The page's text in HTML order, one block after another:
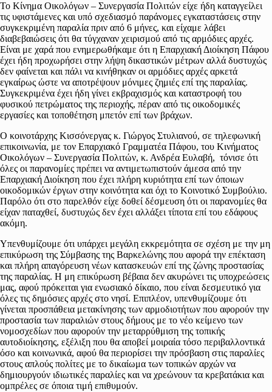
Το Κίνημα Οικολόγων – Συνεργασία Πολιτών είχε ήδη καταγγείλει
τις υφιστάμενες και υπό σχεδιασμό παράνομες εγκαταστάσεις στην
συγκεκριμένη παραλία πριν από 6 μήνες, και είχαμε λάβει
διαβεβαιώσεις ότι θα τύγχαναν χειρισμού από τις αρμόδιες αρχές.
Είναι με χαρά που ενημερωθήκαμε ότι η Επαρχιακή Διοίκηση Πάφου
έχει ήδη προχωρήσει στην λήψη δικαστικών μέτρων αλλά δυστυχώς
δεν φαίνεται και πάλι να κινήθηκαν οι αρμόδιες αρχές αρκετά
εγκαίρως ώστε να αποτρέψουν μόνιμες ζημιές επί της παραλίας.
Συγκεκριμένα έχει ήδη γίνει εκβραχισμός και καταστροφή του
φυσικού πετρώματος της περιοχής, πέραν από τις οικοδομικές
εργασίες και τοποθέτηση μπετόν επί των βράχων.
Ο κοινοτάρχης Κισσόνεργας κ. Γιώργος Στυλιανού, σε τηλεφωνική
επικοινωνία, με τον Επαρχιακό Γραμματέα Πάφου, του Κινήματος
Οικολόγων – Συνεργασία Πολιτών, κ. Ανδρέα Ευλαβή, τόνισε ότι
όλες οι παρανομίες πρέπει να αντιμετωπιστούν άμεσα από την
Επαρχιακή Διοίκηση που έχει πλήρη κυριότητα επί των όποιων
οικοδομικών έργων στην κοινότητα και όχι το Κοινοτικό Συμβούλιο.
Παρόλο ότι στο παρελθόν είχε δοθεί δέσμευση ότι οι παρανομίες θα
είχαν παταχθεί, δυστυχώς δεν έχει αλλάξει τίποτα επί του εδάφους
ακόμη.
Υπενθυμίζουμε ότι υπάρχει μεγάλη εκκρεμότητα σε σχέση με την μη
επικύρωση της Σύμβασης της Βαρκελώνης που αφορά την επέκταση
και πλήρη απαγόρευση νέων κατασκευών επί της ζώνης προστασίας
της παραλίας. Η μη επικύρωση βέβαια δεν ακυρώνει τις υποχρεώσεις
μας, αφού πρόκειται για ενωσιακό δίκαιο, που είναι δεσμευτικό για
όλες τις δημόσιες αρχές στο νησί. Επιπλέον, υπενθυμίζουμε ότι
γίνεται προσπάθεια μετακίνησης των αρμοδιοτήτων που αφορούν την
προστασία των παραλιών στους δήμους με το νέο κείμενο των
νομοσχεδίων που αφορούν την μεταρρύθμιση της τοπικής
αυτοδιοίκησης, εξέλιξη που θα αποβεί μοιραία τόσο περιβαλλοντικά
όσο και κοινωνικά, αφού θα περιορίσει την πρόσβαση στις παραλίες
στους απλούς πολίτες με το δικαίωμα των τοπικών αρχών να
δημιουργούν ιδιωτικές παραλίες και να χρεώνουν τα κρεβατάκια και
ομπρέλες σε όποια τιμή επιθυμούν.